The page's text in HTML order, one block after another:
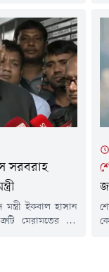
'স্পেশাল রেসপন্স
২০২৬'-এর খসড়া
ওয়েবসাইটে
বিদ্যমান
পুলিশের
গঠনের...
সরবরাহ
ইকবাল হাসান
মেরামতের পর